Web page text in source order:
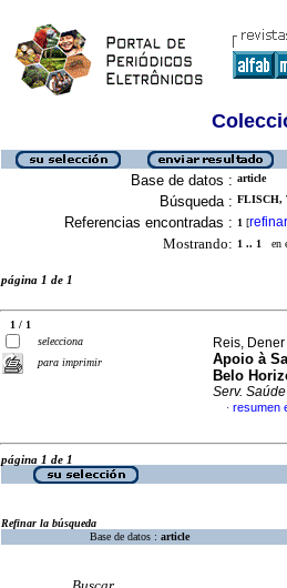
Base de datos : article
Búsqueda : FLISCH,
Referencias encontradas : 1 [refinar
Mostrando: 1 .. 1 en
página 1 de 1
1 / 1
selecciona
para imprimir
Reis,
Apoio à
Belo
Serv. Saúde
· resumen
página 1 de 1
Refinar la búsqueda
Base de datos : article